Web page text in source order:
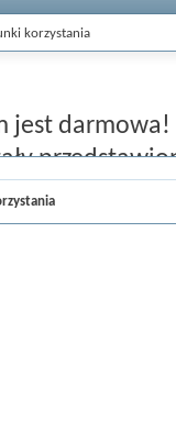
korzystania
jest
i przejdź do